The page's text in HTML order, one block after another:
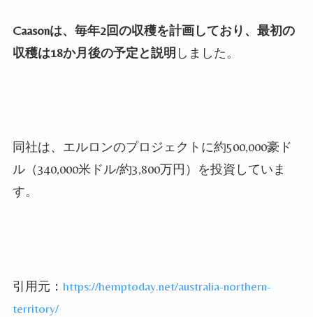
Caasonは、毎年2回の収穫を計画しており、最初の
収穫は18か月後の予定と説明 しました。
同社は、エルロンのプロジェクトに約500,000豪ド
ル（340,000米ドル/約3,800万円）を投資していま
す。
引用元： https://hemptoday.net/australia-northern-
territory/